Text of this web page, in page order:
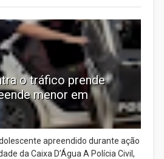
o tráfico prende
menor em
apreendido durante ação
da Caixa D’Água A Polícia Civil,